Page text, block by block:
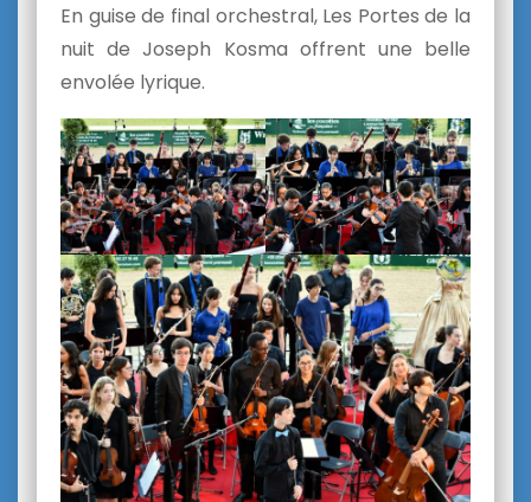
En guise de final orchestral, Les Portes de la
nuit de Joseph Kosma offrent une belle
envolée lyrique.